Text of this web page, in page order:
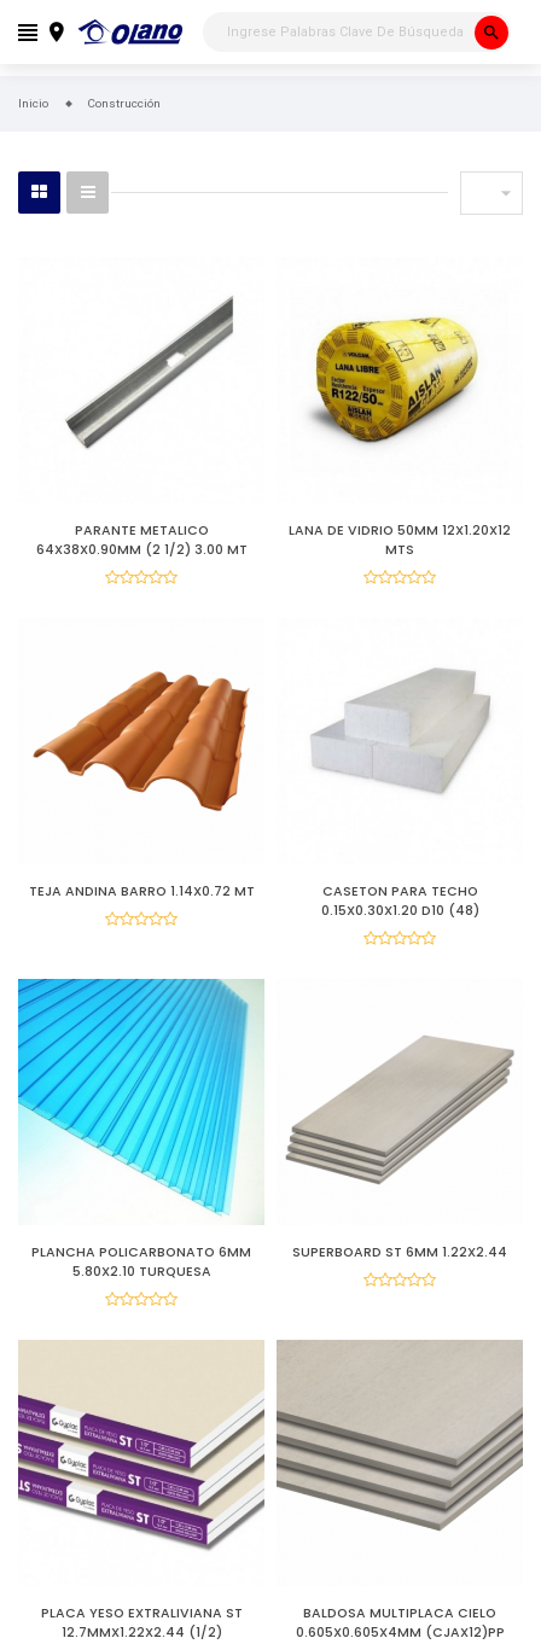
search
Inicio Construcción

PARANTE METALICO
64X38X0.90MM (2 1/2) 3.00 MT
LANA DE VIDRIO 50MM 12X1.20X12
MTS
TEJA ANDINA BARRO 1.14X0.72 MT
CASETON PARA TECHO
0.15X0.30X1.20 D10 (48)
PLANCHA POLICARBONATO 6MM
5.80X2.10 TURQUESA
SUPERBOARD ST 6MM 1.22X2.44
PLACA YESO EXTRALIVIANA ST
12.7MMX1.22X2.44 (1/2)
BALDOSA MULTIPLACA CIELO
0.605X0.605X4MM (CJAX12)PP